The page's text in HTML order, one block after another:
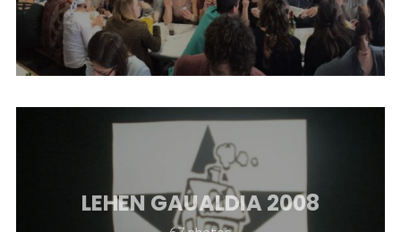
LEHEN GAUALDIA 2008